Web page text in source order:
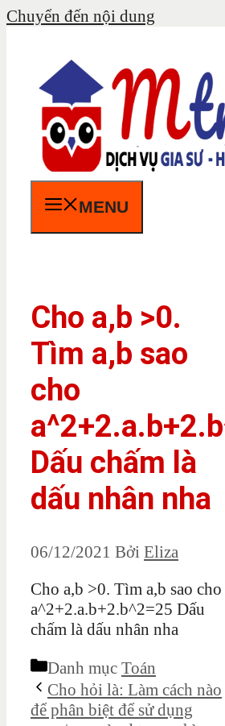
Chuyển đến nội dung
MENU
Cho a,b >0.
Tìm a,b sao
cho
Dấu chấm là
dấu nhân nha
06/12/2021 Bởi Eliza
Cho a,b >0. Tìm a,b sao cho
a^2+2.a.b+2.b^2=25 Dấu
chấm là dấu nhân nha
Danh mục Toán
Cho hỏi là: Làm cách nào
để phân biệt để sử dụng